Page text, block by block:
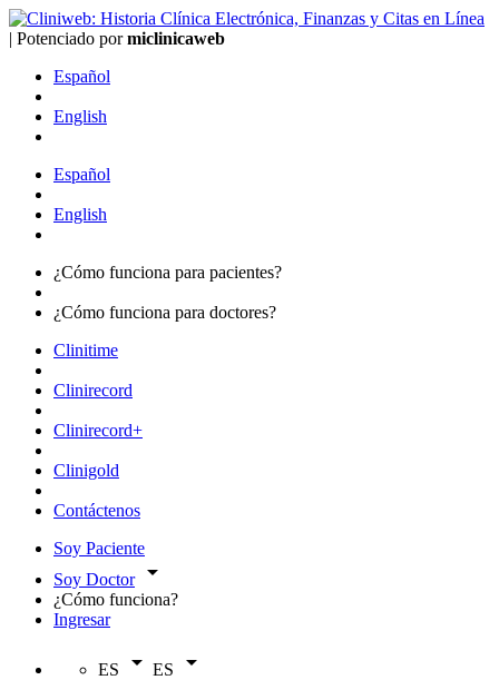
| Potenciado pormiclinicaweb
Español
English
Español
English
¿Cómo funciona para pacientes?
¿Cómo funciona para doctores?
Clinitime
Clinirecord
Clinirecord+
Clinigold
Contáctenos
Soy Paciente
Soy Doctor
arrow_drop_down
¿Cómo funciona?
Ingresar
ES arrow_drop_down ES arrow_drop_down